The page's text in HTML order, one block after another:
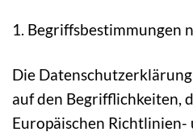
1. Begriffsbestimmungen
Die
auf den Begrifflichkeiten,
Europäischen